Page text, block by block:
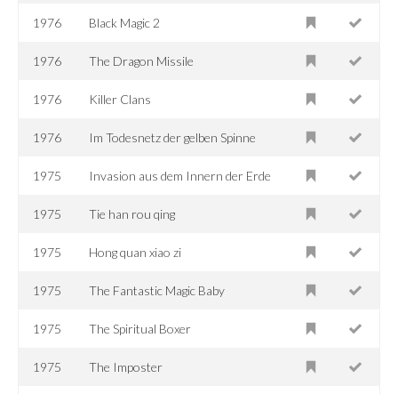
1976 Black Magic 2
1976 The Dragon Missile
1976 Killer Clans
1976 Im Todesnetz der gelben Spinne
1975 Invasion aus dem Innern der Erde
1975 Tie han rou qing
1975 Hong quan xiao zi
1975 The Fantastic Magic Baby
1975 The Spiritual Boxer
1975 The Imposter